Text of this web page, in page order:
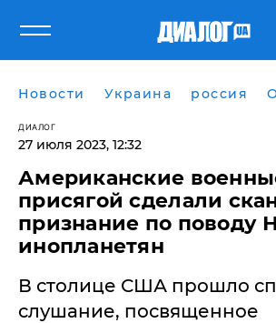
Новости Украина россия
ДИАЛОГ
27 июля 2023, 12:32
Американские
присягой сделали
признание по поводу
инопланетян
В столице США прошло
слушание, посвященное